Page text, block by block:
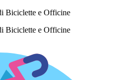
Biciclette e Officine
Biciclette e Officine